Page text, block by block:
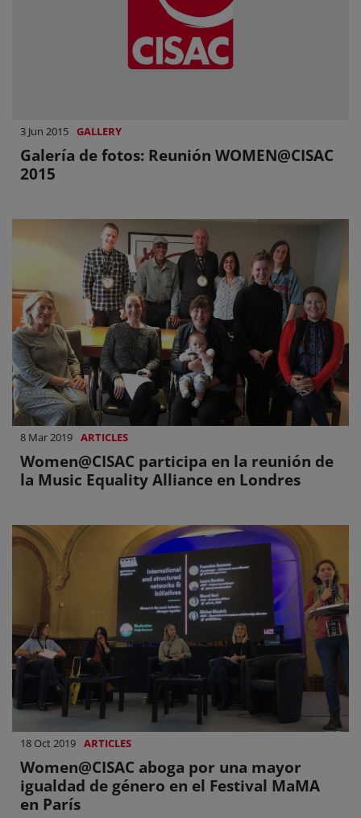
3 Jun 2015 GALLERY
Galería de fotos: Reunión WOMEN@CISAC
2015
8 Mar 2019 ARTICLES
Women@CISAC participa en la reunión de
la Music Equality Alliance en Londres
18 Oct 2019 ARTICLES
Women@CISAC aboga por una mayor
igualdad de género en el Festival MaMA
en París